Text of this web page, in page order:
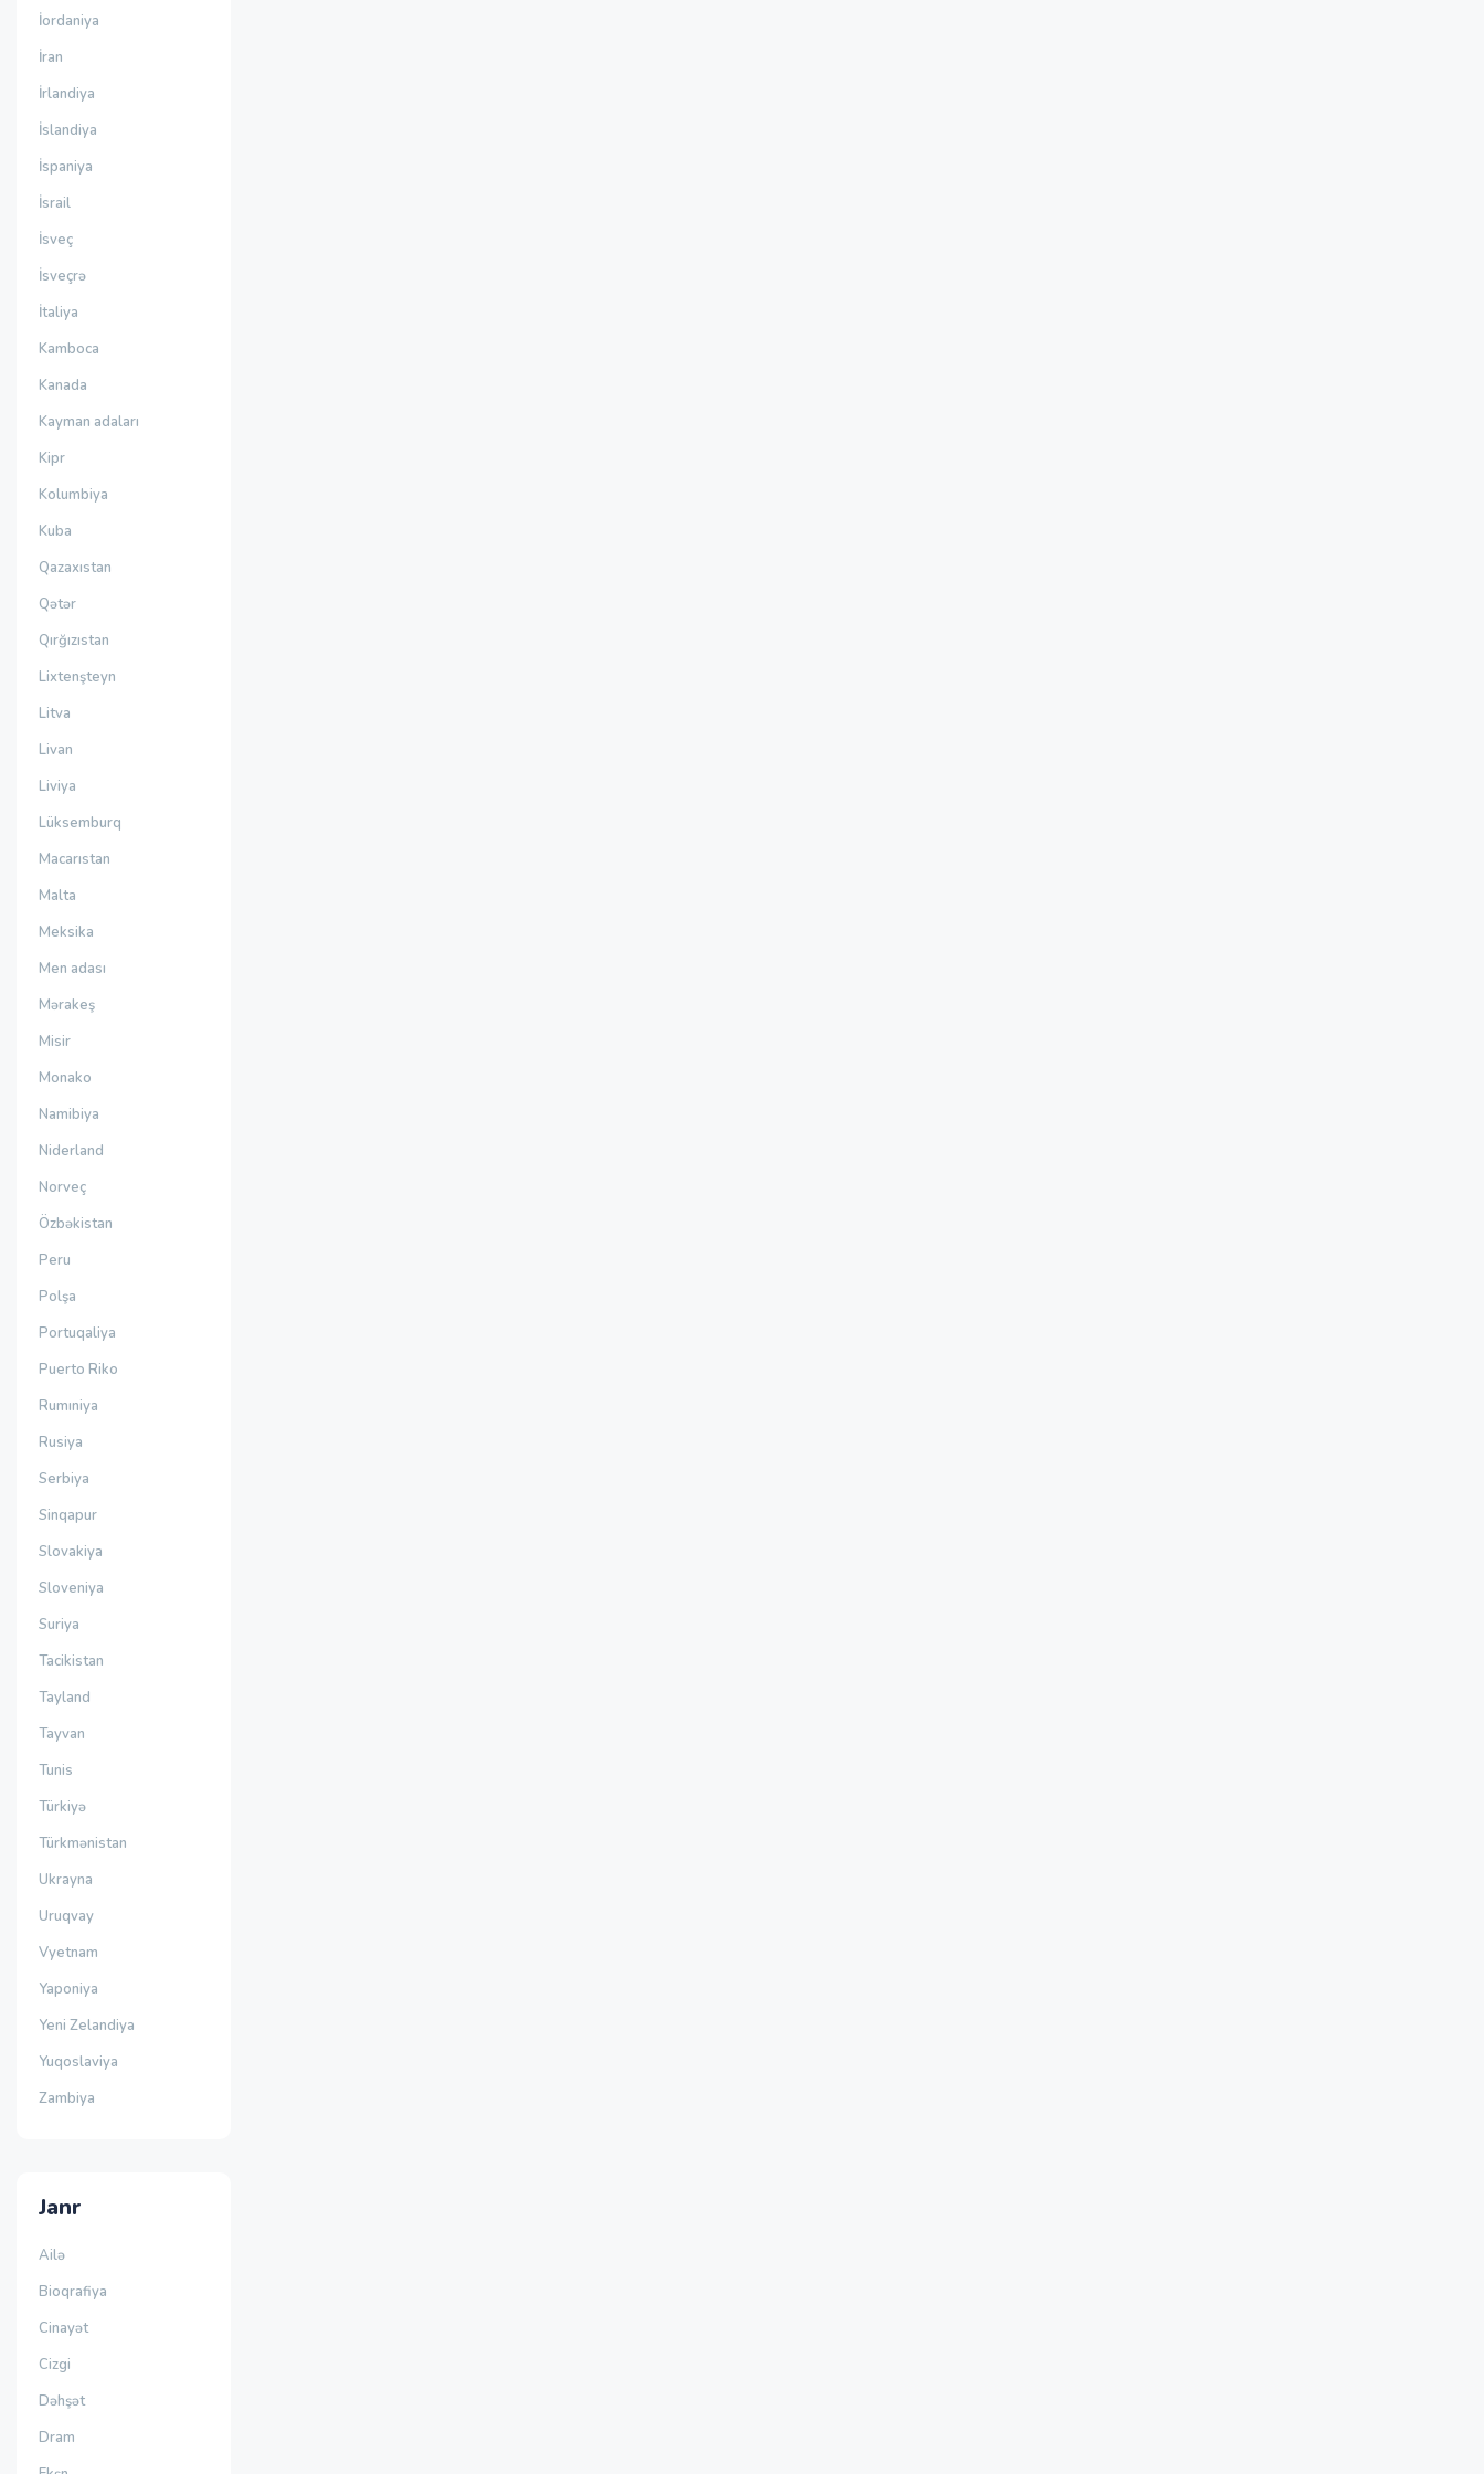
İordaniya
İran
İrlandiya
İslandiya
İspaniya
İsrail
İsveç
İsveçrə
İtaliya
Kamboca
Kanada
Kayman adaları
Kipr
Kolumbiya
Kuba
Qazaxıstan
Qətər
Qırğızıstan
Lixtenşteyn
Litva
Livan
Liviya
Lüksemburq
Macarıstan
Malta
Meksika
Men adası
Mərakeş
Misir
Monako
Namibiya
Niderland
Norveç
Özbəkistan
Peru
Polşa
Portuqaliya
Puerto Riko
Rumıniya
Rusiya
Serbiya
Sinqapur
Slovakiya
Sloveniya
Suriya
Tacikistan
Tayland
Tayvan
Tunis
Türkiyə
Türkmənistan
Ukrayna
Uruqvay
Vyetnam
Yaponiya
Yeni Zelandiya
Yuqoslaviya
Zambiya
Janr
Ailə
Bioqrafiya
Cinayət
Cizgi
Dəhşət
Dram